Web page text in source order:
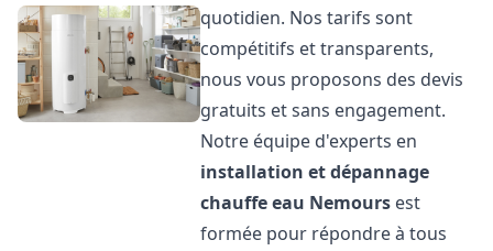
quotidien. Nos tarifs sont
compétitifs et transparents,
nous vous proposons des devis
gratuits et sans engagement.
Notre équipe d'experts en
installation et dépannage
chauffe eau Nemours est
formée pour répondre à tous